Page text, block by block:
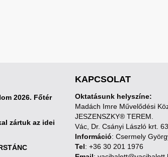
2026. Főtér
zártuk az idei
KAPCSOLAT
Oktatásunk helyszíne:
Madách Imre Művelődési
JESZENSZKY® TEREM.
Vác, Dr. Csányi László krt. 63.
Információ: Csermely
Tel: +36 30 201 1976